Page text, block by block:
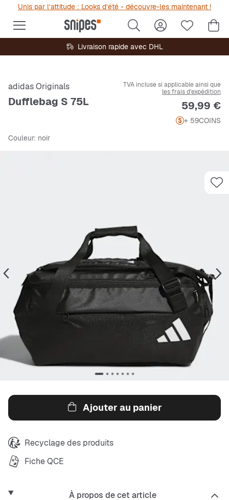
Unis par l’attitude : Looks d’été - découvre-les maintenant !
Livraison rapide avec DHL
adidas Originals
Dufflebag S 75L
TVA incluse si applicable ainsi que
les frais d'expédition
Prix
59,99 €
+ 59COINS
Couleur: noir
Ajouter au panier
Recyclage des produits
Fiche QCE
À propos de cet article